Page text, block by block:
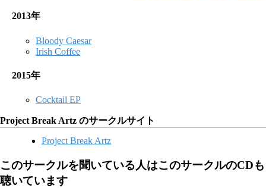
2013年
Bloody Caesar
Irish Coffee
2015年
Cocktail EP
Project Break Artz のサークルサイト
Project Break Artz
このサークルを聞いている人はこのサークルのCDも
聴いています